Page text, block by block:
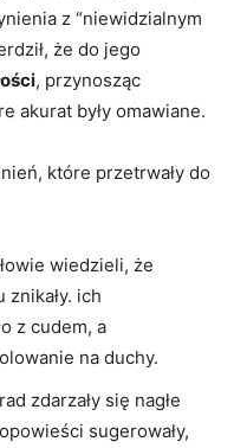
z “niewidzialnym
że do jego
, przynosząc
akurat były omawiane.
które przetrwały do
wiedzieli, że
ich
z cudem, a
na duchy.
zdarzały się nagłe
sugerowały,